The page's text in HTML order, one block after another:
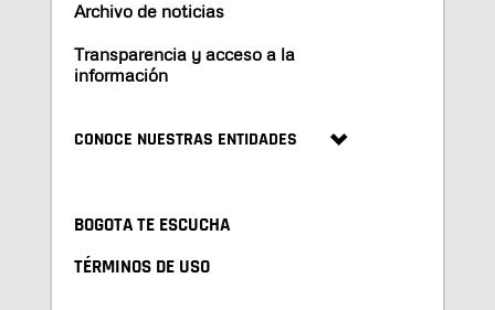
Archivo de noticias
Transparencia y acceso a la
información
CONOCE NUESTRAS ENTIDADES
BOGOTA TE ESCUCHA
TÉRMINOS DE USO